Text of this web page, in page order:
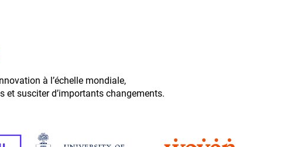
à l’échelle mondiale,
et susciter d’importants changements.